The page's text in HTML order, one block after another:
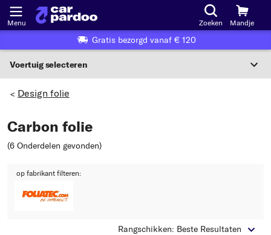
Menu Zoeken Mandje
Gratis bezorgd vanaf € 120
Voertuig selecteren
Selecteer fabrikant
> Design folie
Carbon folie
(6 Onderdelen gevonden)
op fabrikant filteren:
Rangschikken: Beste Resultaten